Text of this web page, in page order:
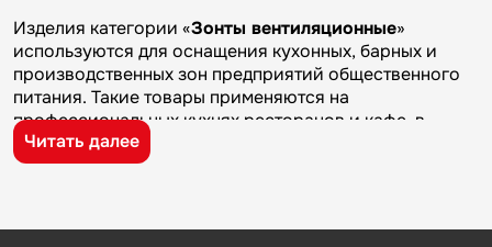
Изделия категории «Зонты вентиляционные»
используются для оснащения кухонных, барных и
производственных зон предприятий общественного
питания. Такие товары применяются на
профессиональных кухнях ресторанов и кафе, в
столовых, пекарнях, кондитерских и на пищевых
производствах, где требуется качественное
Читать далее